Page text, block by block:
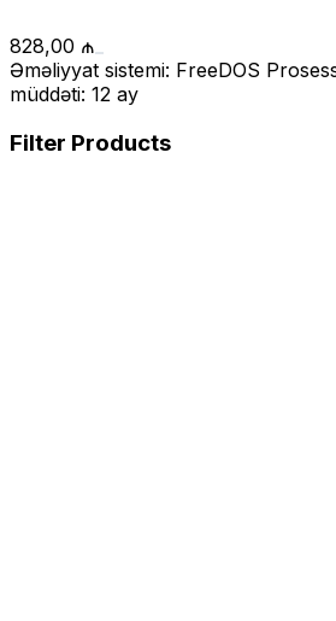
828,00 ₼
Əməliyyat sistemi: FreeDOS
müddəti: 12 ay
Filter Products